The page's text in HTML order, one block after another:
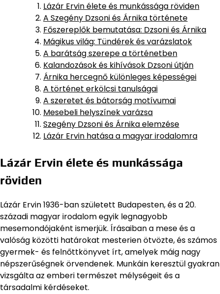
Lázár Ervin élete és munkássága röviden
A Szegény Dzsoni és Árnika története
Főszereplők bemutatása: Dzsoni és Árnika
Mágikus világ: Tündérek és varázslatok
A barátság szerepe a történetben
Kalandozások és kihívások Dzsoni útján
Árnika hercegnő különleges képességei
A történet erkölcsi tanulságai
A szeretet és bátorság motívumai
Mesebeli helyszínek varázsa
Szegény Dzsoni és Árnika elemzése
Lázár Ervin hatása a magyar irodalomra
Lázár Ervin élete és munkássága
röviden
Lázár Ervin 1936-ban született Budapesten, és a 20.
századi magyar irodalom egyik legnagyobb
mesemondójaként ismerjük. Írásaiban a mese és a
valóság közötti határokat mesterien ötvözte, és számos
gyermek- és felnőttkönyvet írt, amelyek máig nagy
népszerűségnek örvendenek. Munkáin keresztül gyakran
vizsgálta az emberi természet mélységeit és a
társadalmi kérdéseket.